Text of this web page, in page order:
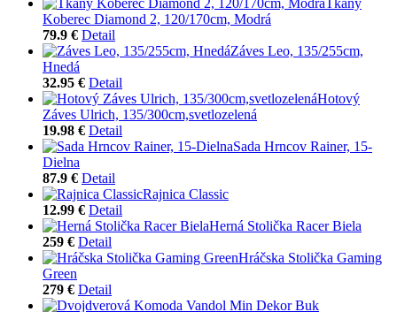
Koberec Diamond 2, 120/170cm, Modrá
79.9 € Detail
Záves Leo, 135/255cm,
Hnedá
32.95 € Detail
Hotový
Záves Ulrich, 135/300cm,svetlozelená
19.98 € Detail
Sada Hrncov Rainer, 15-
Dielna
87.9 € Detail
Rajnica Classic
12.99 € Detail
Herná Stolička Racer Biela
259 € Detail
Hráčska Stolička Gaming
Green
279 € Detail